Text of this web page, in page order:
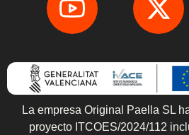
La empresa Original Paella SL
proyecto ITCOES/2024/112